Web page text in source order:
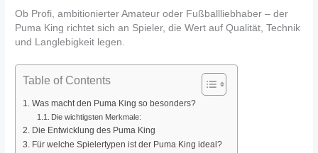
Ob Profi, ambitionierter Amateur oder Fußballliebhaber – der
Puma King richtet sich an Spieler, die Wert auf Qualität, Technik
und Langlebigkeit legen.
Table of Contents
Was macht den Puma King so besonders?
Die wichtigsten Merkmale:
Die Entwicklung des Puma King
Für welche Spielertypen ist der Puma King ideal?